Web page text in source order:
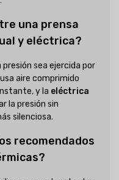
una prensa
y eléctrica?
presión sea ejercida por
usa aire comprimido
y la eléctrica
la presión sin
silenciosa.
recomendados